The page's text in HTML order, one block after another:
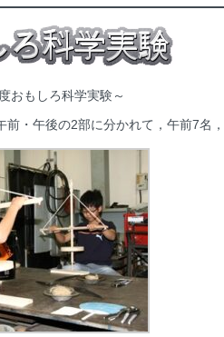
おもしろ科学実験～
・午後の2部に分かれて，午前7名